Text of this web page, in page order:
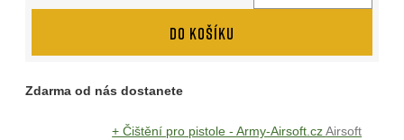
Měrná cena:
DO KOŠÍKU
Zdarma od nás dostanete
+ Čištění pro pistole - Army-Airsoft.czAirsoft